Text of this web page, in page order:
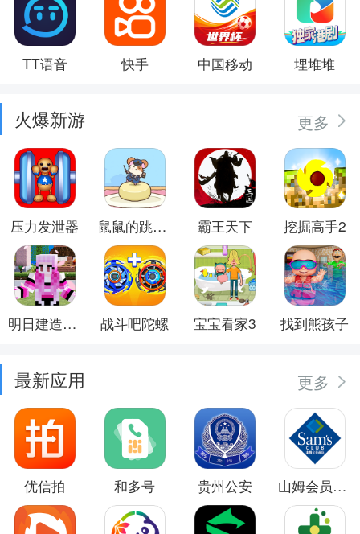
TT语音 快手 中国移动 埋堆堆
火爆新游 更多
压力发泄器 鼠鼠的跳跃冒险 霸王天下 挖掘高手2
明日建造大师 战斗吧陀螺 宝宝看家3 找到熊孩子
最新应用 更多
优信拍 和多号 贵州公安 山姆会员商店